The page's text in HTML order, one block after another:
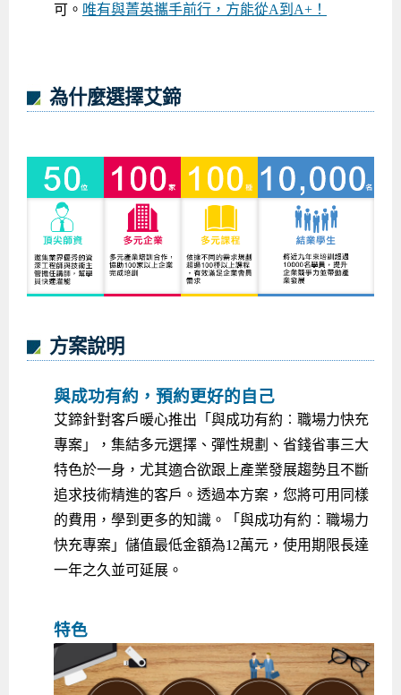
可。 唯有與菁英攜手前行，方能從A到A+！
為什麼選擇艾鍗
方案說明
與成功有約，預約更好的自己
艾鍗針對客戶暖心推出「與成功有約︰職場力快充
專案」，集結多元選擇、彈性規劃、省錢省事三大
特色於一身，尤其適合欲跟上產業發展趨勢且不斷
追求技術精進的客戶。透過本方案，您將可用同樣
的費用，學到更多的知識。「與成功有約︰職場力
快充專案」儲值最低金額為12萬元，使用期限長達
一年之久並可延展。
特色